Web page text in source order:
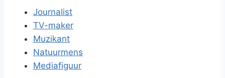
Journalist
TV-maker
Muzikant
Natuurmens
Mediafiguur